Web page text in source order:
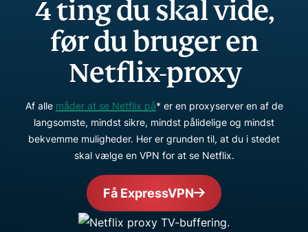
4 ting du skal vide,
før du bruger en
Netflix-proxy
Af alle måder at se Netflix på* er en proxyserver en af de
langsomste, mindst sikre, mindst pålidelige og mindst
bekvemme muligheder. Her er grunden til, at du i stedet
skal vælge en VPN for at se Netflix.
Få ExpressVPN